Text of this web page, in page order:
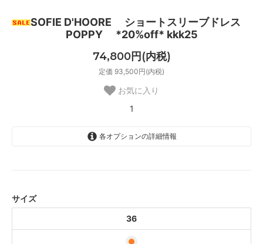
SOFIE D'HOORE ショートスリーブドレス
POPPY *20%off* kkk25
74,800円(内税)
定価 93,500円(内税)
お気に入り
1
各オプションの詳細情報
サイズ
36